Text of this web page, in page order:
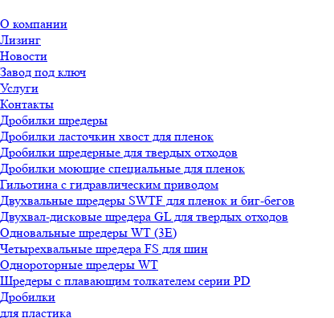
О компании
Лизинг
Новости
Завод под ключ
Услуги
Контакты
Дробилки шредеры
Дробилки ласточкин хвост для пленок
Дробилки шредерные для твердых отходов
Дробилки моющие специальные для пленок
Гильотина с гидравлическим приводом
Двухвальные шредеры SWTF для пленок и биг-бегов
Двухвал-дисковые шредера GL для твердых отходов
Одновальные шредеры WT (3E)
Четырехвальные шредера FS для шин
Однороторные шредеры WT
Шредеры с плавающим толкателем серии PD
Дробилки
для пластика